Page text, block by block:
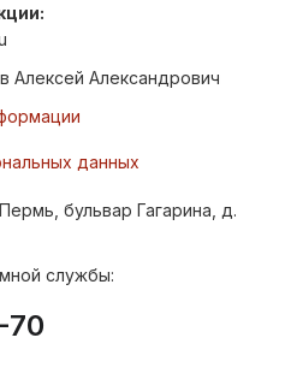
Алексей Александрович
данных
бульвар Гагарина, д.
службы:
70